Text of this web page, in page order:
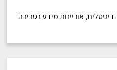
אוריינות מידע בסביבה